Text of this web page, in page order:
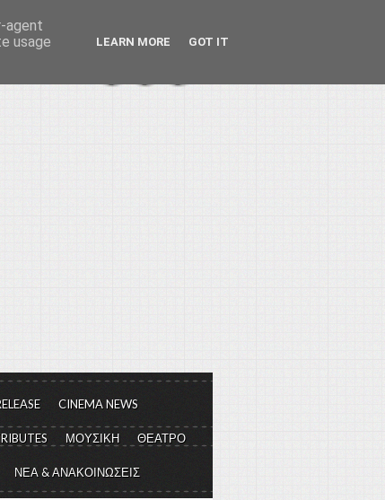
CINEMA NEWS
ΜΟΥΣΙΚΗ ΘΕΑΤΡΟ
ΝΕΑ & ΑΝΑΚΟΙΝΩΣΕΙΣ
agent
usage
LEARN MORE GOT IT